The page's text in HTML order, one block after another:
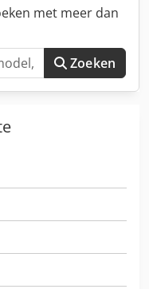
met meer dan
Zoeken